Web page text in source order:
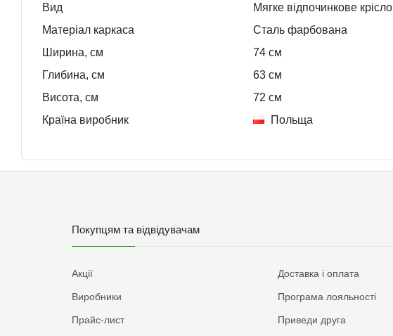
Вид
Мягке відпочинкове крісло
Матеріал каркаса
Сталь фарбована
Ширина, см
74 см
Глибина, см
63 см
Висота, см
72 см
Країна виробник
Польща
Покупцям та відвідувачам
Акції
Виробники
Прайс-лист
Доставка і оплата
Програма лояльності
Приведи друга